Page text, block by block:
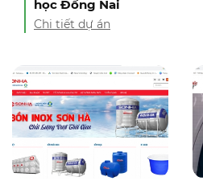
học Đồng Nai
Chi tiết dự án